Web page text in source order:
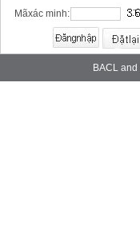
Mãxác minh:
BACL